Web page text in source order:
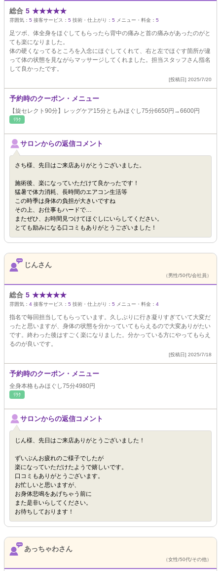
総合 5 ★★★★★
雰囲気： 5 接客サービス： 5 技術・仕上がり： 5 メニュー・料金： 5
足ツボ、体全身をほぐしてもらったら背中の痛みと首の痛みがあったのがと
ても楽になりました。
体の硬くなってるところを入念にほぐしてくれて、右と左でほぐす箇所が違
って体の状態を見ながらマッサージしてくれました。担当スタッフさん指名
して良かったです。
[投稿日] 2025/7/20
予約時のクーポン・メニュー
【旋セレクト90分】レッグケア15分ともみほぐし75分6650円→6600円
ﾘﾗｸ
サロンからの返信コメント
さち様、先日はご来店ありがとうございました。
施術後、楽になっていただけて良かったです！
猛暑で体力消耗、長時間のエアコン生活等
この時季は身体の負担が大きいですね
その上、お仕事もハードで…
またぜひ、お時間見つけてほぐしにいらしてください。
とても励みになる口コミもありがとうございました！
じんさん
（男性/50代/会社員）
総合 5 ★★★★★
雰囲気： 4 接客サービス： 5 技術・仕上がり： 5 メニュー・料金： 4
指名で毎回担当してもらっています。久しぶりに行き凝りすぎていて大変だ
ったと思いますが、身体の状態を分かっていてもらえるので大変ありがたい
です。終わった後はすごく楽になりました。分かっている方にやってもらえ
るのが良いです。
[投稿日] 2025/7/18
予約時のクーポン・メニュー
全身本格もみほぐし75分4980円
ﾘﾗｸ
サロンからの返信コメント
じん様、先日はご来店ありがとうございました！
ずいぶんお疲れのご様子でしたが
楽になっていただけたようで嬉しいです。
口コミもありがとうございます。
お忙しいと思いますが、
お身体悲鳴をあげちゃう前に
また是非いらしてください。
お待ちしております！
あっちゃわさん
（女性/50代/その他）